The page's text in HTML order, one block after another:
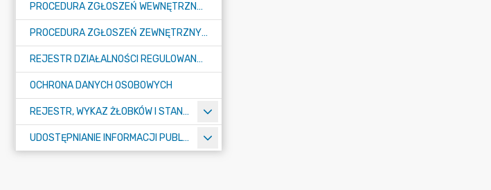
PROCEDURA ZGŁOSZEŃ WEWNĘTRZNYCH W URZĘDZIE GMINY I MIASTA W TULISZKOWIE
PROCEDURA ZGŁOSZEŃ ZEWNĘTRZNYCH
REJESTR DZIAŁALNOŚCI REGULOWANEJ
OCHRONA DANYCH OSOBOWYCH
REJESTR, WYKAZ ŻŁOBKÓW I STANDARDY OPIEKI NAD DZIEĆMI W WIEKU DO LAT 3
UDOSTĘPNIANIE INFORMACJI PUBLICZNEJ